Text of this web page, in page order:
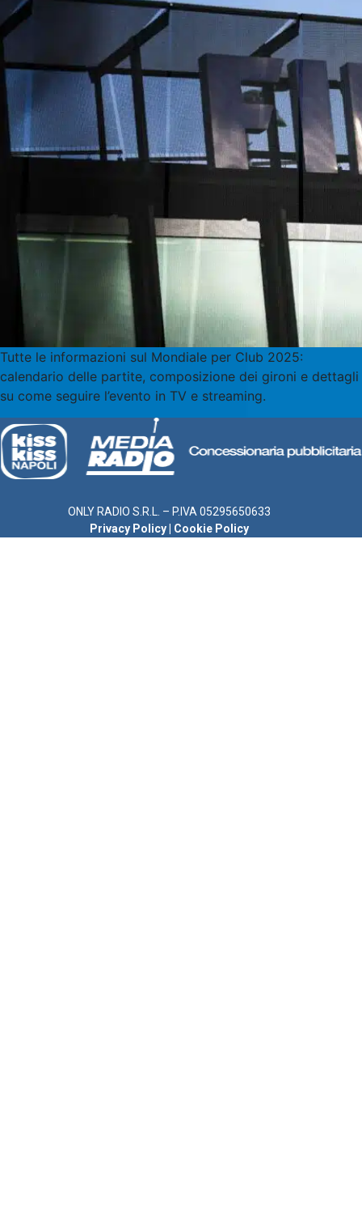
Tutte le informazioni sul Mondiale per Club 2025:
calendario delle partite, composizione dei gironi e dettagli
su come seguire l’evento in TV e streaming.
ONLY RADIO S.R.L. – P.IVA 05295650633
Privacy Policy
Cookie Policy